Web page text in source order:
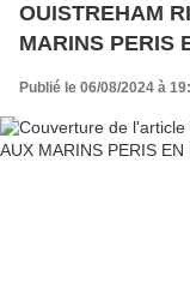
OUISTREHAM
MARINS PERIS
Publié le 06/08/2024 à